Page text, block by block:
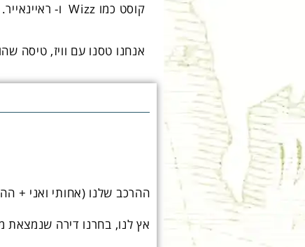
קוסט כמו Wizz ו- ראיינאייר.
אנחנו טסנו עם וויז, טיסה
ההרכב שלנו (אחותי ואני +
אץ לנו, בחרנו דירה שנמצאת